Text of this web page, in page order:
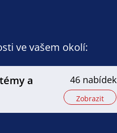
ve vašem okolí:
a
46 nabídek
Zobrazit